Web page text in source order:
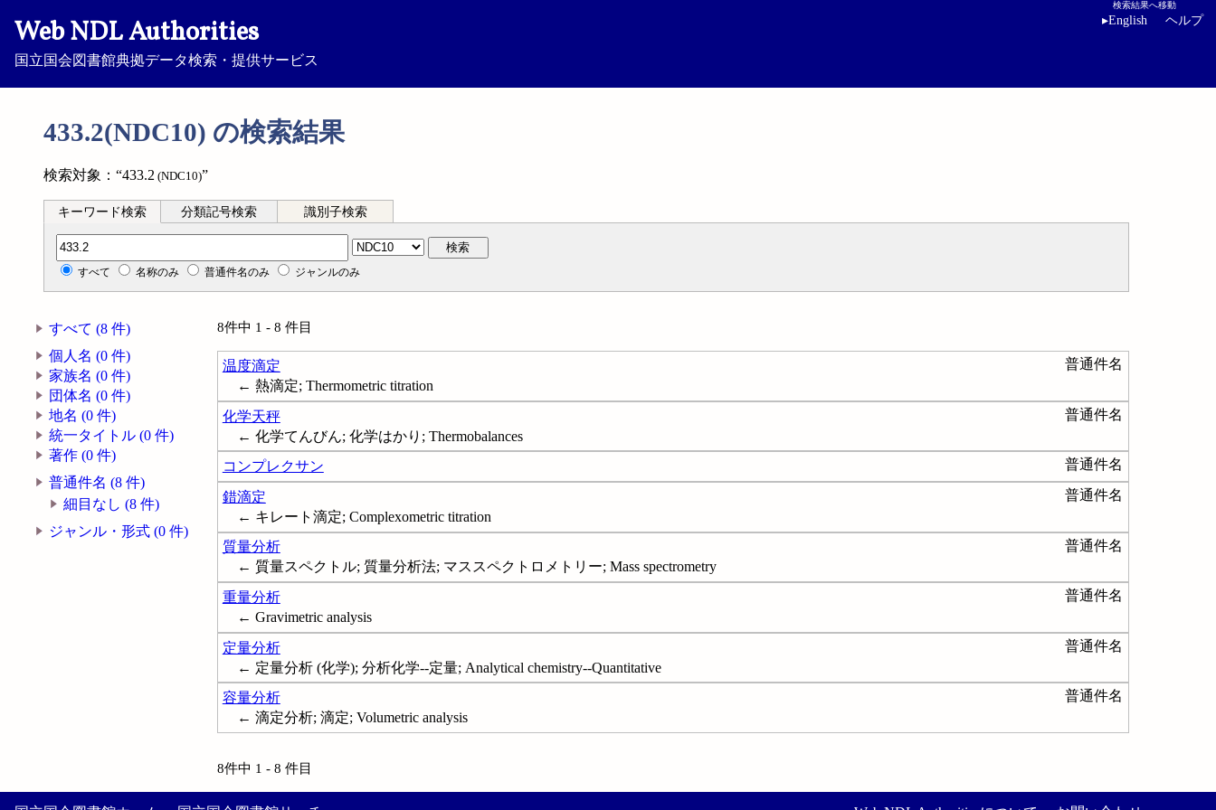
Web NDL Authorities
国立国会図書館典拠データ検索・提供サービス
検索結果へ移動
▸English ヘルプ
433.2(NDC10) の検索結果
検索対象：“433.2 (NDC10)”
キーワード検索 分類記号検索 識別子検索
分類記号検索 検索
すべて 名称のみ 普通件名のみ ジャンルのみ
すべて (8 件)
個人名 (0 件)
家族名 (0 件)
団体名 (0 件)
地名 (0 件)
統一タイトル (0 件)
著作 (0 件)
普通件名 (8 件)
細目なし (8 件)
ジャンル・形式 (0 件)
8件中 1 - 8 件目
温度滴定
普通件名
← 熱滴定; Thermometric titration
化学天秤
普通件名
← 化学てんびん; 化学はかり; Thermobalances
コンプレクサン
普通件名
錯滴定
普通件名
← キレート滴定; Complexometric titration
質量分析
普通件名
← 質量スペクトル; 質量分析法; マススペクトロメトリー; Mass spectrometry
重量分析
普通件名
← Gravimetric analysis
定量分析
普通件名
← 定量分析 (化学); 分析化学--定量; Analytical chemistry--Quantitative
容量分析
普通件名
← 滴定分析; 滴定; Volumetric analysis
8件中 1 - 8 件目